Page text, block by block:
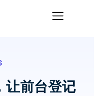
让前台登记